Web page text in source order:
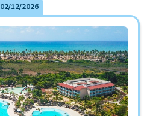
02/12/2026